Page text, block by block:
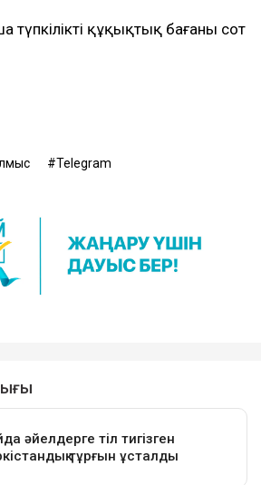
түпкілікті құқықтық бағаны сот
Telegram